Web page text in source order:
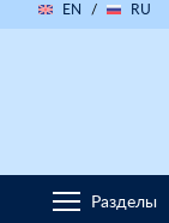
EN / RU
Разделы